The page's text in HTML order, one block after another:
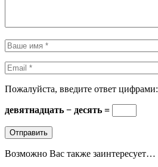
Пожалуйста, введите ответ цифрами:
девятнадцать − десять =
Возможно Вас также заинтересует…